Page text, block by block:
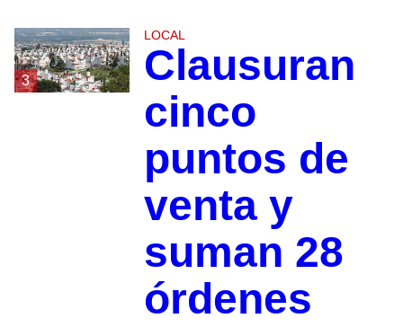
3
LOCAL
Clausuran
cinco
puntos de
venta y
suman 28
órdenes